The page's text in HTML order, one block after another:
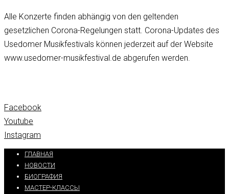
Alle Konzerte finden abhängig von den geltenden
gesetzlichen Corona-Regelungen statt. Corona-Updates des
Usedomer Musikfestivals können jederzeit auf der Website
www.usedomer-musikfestival.de abgerufen werden.
Facebook
Youtube
Instagram
ГЛАВНАЯ
НОВОСТИ
БИОГРАФИЯ
МАСТЕР-КЛАССЫ